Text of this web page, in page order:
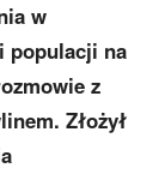
w
populacji na
z
Złożył